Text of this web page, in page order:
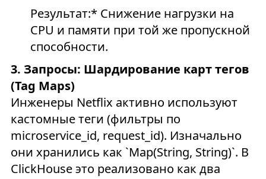
Результат:* Снижение нагрузки на
CPU и памяти при той же пропускной
способности.
3. Запросы: Шардирование карт тегов
(Tag Maps)
Инженеры Netflix активно используют
кастомные теги (фильтры по
microservice_id, request_id). Изначально
они хранились как `Map(String, String)`. В
ClickHouse это реализовано как два